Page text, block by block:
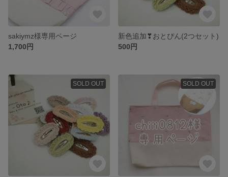
sakiymz様専用ページ
1,700円
新色追加❣おとぴん(2つセット)
500円
SOLD OUT SOLD OUT